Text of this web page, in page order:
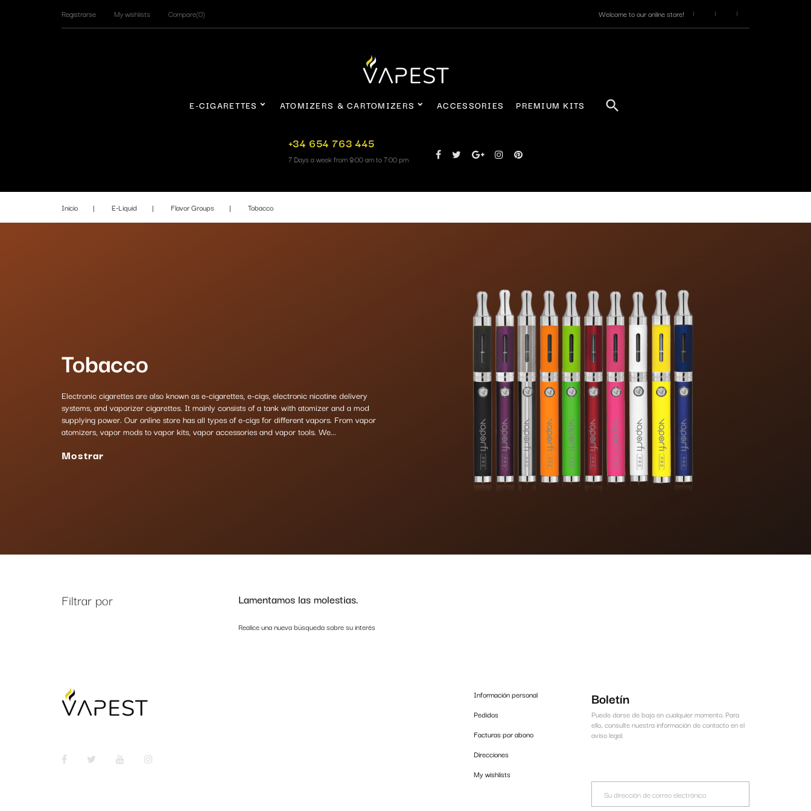
Registrarse My wishlists Compare(0) Welcome to our online store!
E-CIGARETTES ATOMIZERS & CARTOMIZERS ACCESSORIES PREMIUM KITS
+34 654 763 445
7 Days a week from 9:00 am to 7:00 pm
Inicio E-Liquid Flavor Groups Tobacco
Tobacco
Mostrar
Electronic cigarettes are also known as e-cigarettes, e-cigs, electronic nicotine delivery
systems, and vaporizer cigarettes. It mainly consists of a tank with atomizer and a mod
supplying power. Our online store has all types of e-cigs for different vapors. From vapor
atomizers, vapor mods to vapor kits, vapor accessories and vapor tools. We...
Lamentamos las molestias.
Realice una nueva búsqueda sobre su interés
Filtrar por
Información personal
Pedidos
Facturas por abono
Direcciones
My wishlists
Boletín
Puede darse de baja en cualquier momento. Para
ello, consulte nuestra información de contacto en el
aviso legal.